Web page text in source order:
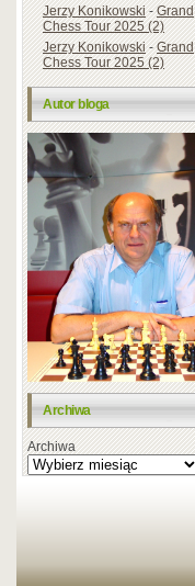
Jerzy Konikowski-Grand
Chess Tour 2025 (2)
Jerzy Konikowski-Grand
Chess Tour 2025 (2)
Autor bloga
Archiwa
Archiwa